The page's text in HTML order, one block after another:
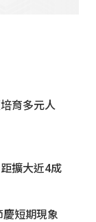
育多元人
擴大近4成
短期現象